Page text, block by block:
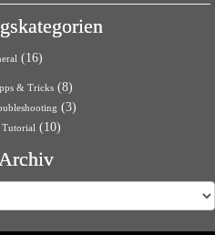
(16)
& Tricks (8)
(3)
Tutorial (10)